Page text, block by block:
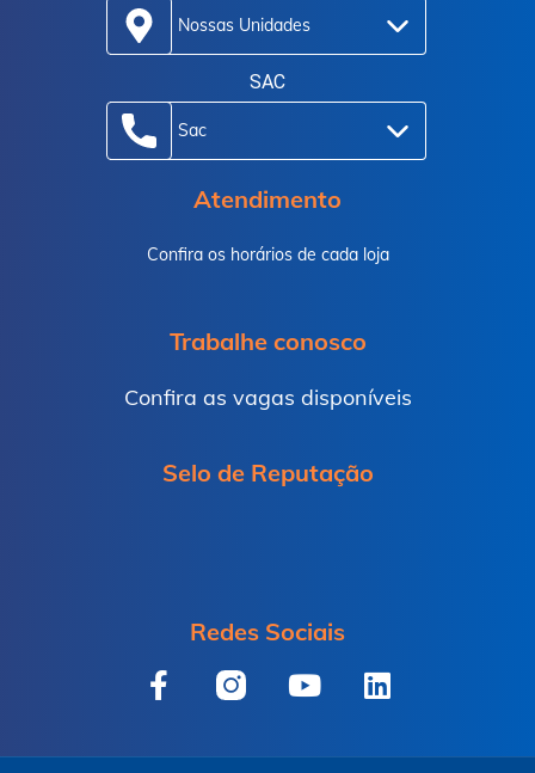
Nossas Unidades
SAC
Sac
Atendimento
Confira os horários de cada loja
Trabalhe conosco
Confira as vagas disponíveis
Selo de Reputação
Redes Sociais